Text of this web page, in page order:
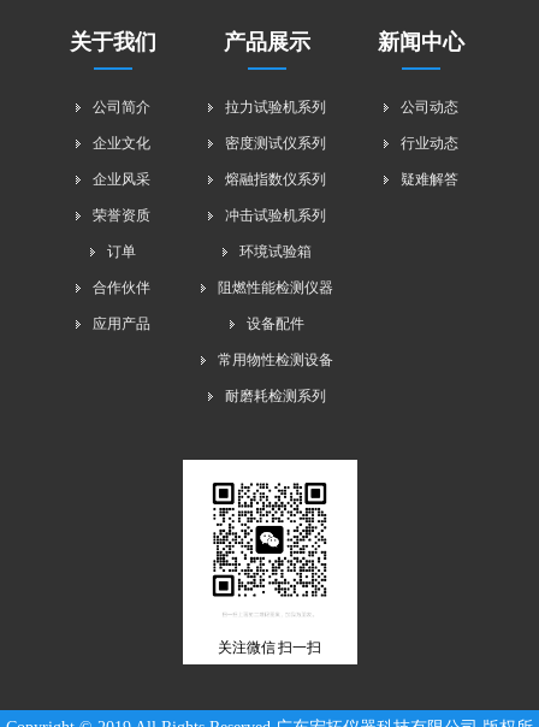
关于我们
公司简介
企业文化
企业风采
荣誉资质
订单
合作伙伴
应用产品
产品展示
拉力试验机系列
密度测试仪系列
熔融指数仪系列
冲击试验机系列
环境试验箱
阻燃性能检测仪器
设备配件
常用物性检测设备
耐磨耗检测系列
新闻中心
公司动态
行业动态
疑难解答
关注微信 扫一扫